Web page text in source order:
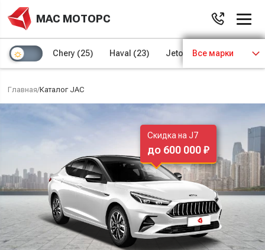
МАС МОТОРС
Chery (25) Haval (23) Jetour (8) Kaiyi (4)
Все марки
Главная/Каталог JAC
Скидка на J7
до 600 000 ₽